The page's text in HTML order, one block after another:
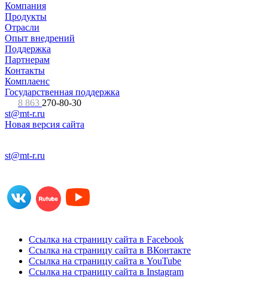
Компания
Продукты
Отрасли
Опыт внедрений
Поддержка
Партнерам
Контакты
Комплаенс
Государственная поддержка
8 863 270-80-30
st@mt-r.ru
Новая версия сайта
st@mt-r.ru
Ссылка на страницу сайта в Facebook
Ссылка на страницу сайта в ВКонтакте
Ссылка на страницу сайта в YouTube
Ссылка на страницу сайта в Instagram